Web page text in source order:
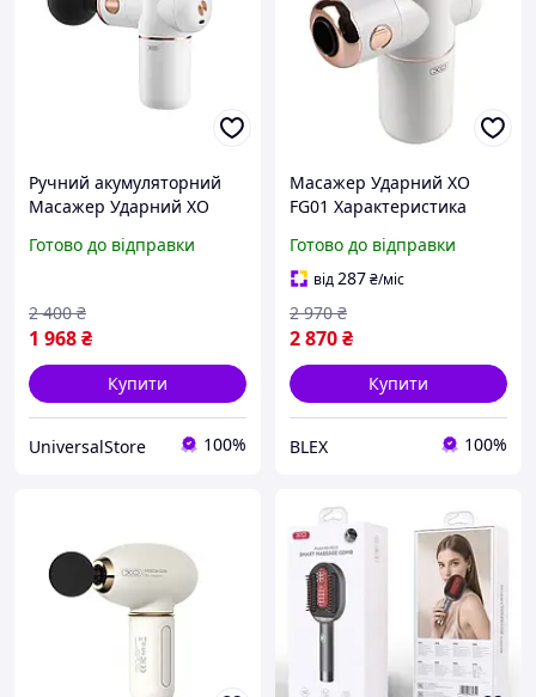
Ручний акумуляторний
Масажер Ударний XO
Готово до відправки
1 968₴
2 400 ₴
Купити
UniversalStore 100%
Масажер Ударний XO
FG01 Характеристика
Готово до відправки
від287₴/міс
2 870₴
2 970 ₴
Купити
BLEX 100%